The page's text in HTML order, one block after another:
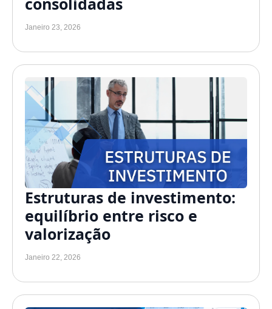
Janeiro 23, 2026
Estruturas de investimento:
equilíbrio entre risco e
valorização
Janeiro 22, 2026